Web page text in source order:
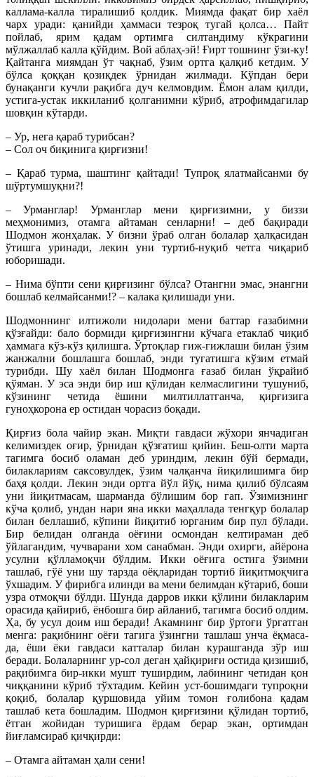
каллама-калла тиралишиб қолдик. Миямда фақат бир хаёл
чарх уради: қанийди ҳаммаси тезроқ тугай қолса… Пайт
пойлаб, ярим қадам ортимга силтандиму кўкрагини
мўлжаллаб калла қўйдим. Вой аблаҳ-эй! Ғирт тошнинг ўзи-ку!
Қайтанга миямдан ўт чақнаб, ўзим ортга қалқиб кетдим. У
бўлса қоққан қозиқдек ўрнидан жилмади. Кўпдан бери
бунақанги кучли рақибга дуч келмовдим. Ёмон алам қилди,
устига-устак иккиланиб қолганимни кўриб, атрофимдагилар
шовқин кўтарди.
– Ур, нега қараб турибсан?
– Сол оч биқинига қирғизни!
– Қараб турма, шаштинг қайтади! Тупроқ ялатмайсанми бу
шўртумшуқни?!
– Урманглар! Урманглар мени қирғизимни, у биззи
меҳмонимиз, отамга айтаман сенларни! – деб бақиради
Шодмон жонҳалак. У бизни ўраб олган болалар ҳалқасидан
ўтишга уринади, лекин уни туртиб-нуқиб четга чиқариб
юборишади.
– Нима бўпти сени қирғизинг бўлса? Отангни эмас, энангни
бошлаб келмайсанми!? – калака қилишади уни.
Шодмоннинг илтижоли нидолари мени баттар ғазабимни
қўзғайди: бало бормиди қирғизингни кўчага етаклаб чиқиб
ҳаммага кўз-кўз қилишга. Ўртоқлар гиж-гижлаши билан ўзим
жанжални бошлашга бошлаб, энди тугатишга кўзим етмай
турибди. Шу хаёл билан Шодмонга ғазаб билан ўқрайиб
қўяман. У эса энди бир иш қўлидан келмаслигини тушуниб,
кўзининг четида ёшини милтиллатганча, қирғизига
гуноҳкорона ер остидан чорасиз боқади.
Қирғиз бола чайир экан. Миқти гавдаси жўхори янчадиган
келимиздек оғир, ўрнидан қўзғатиш қийин. Беш-олти марта
тагимга босиб оламан деб уриндим, лекин бўй бермади,
билаклариям саксовулдек, ўзим чалқанча йиқилишимга бир
баҳя қолди. Лекин энди ортга йўл йўқ, нима қилиб бўлсаям
уни йиқитмасам, шарманда бўлишим бор гап. Ўзимизнинг
кўча қолиб, ундан нари яна икки маҳаллада тенгқур болалар
билан беллашиб, кўпини йиқитиб юрганим бир пул бўлади.
Бир белидан олганда оёғини осмондан келтираман деб
ўйлагандим, чучварани хом санабман. Энди охирги, айёрона
усулни қўлламоқчи бўлдим. Икки оёғига остига ўзимни
ташлаб, гўё уни шу тарзда оёқларидан тортиб йиқитмоқчига
ўхшадим. У фирибга илинди ва мени белимдан кўтариб, боши
узра отмоқчи бўлди. Шунда дарров икки қўлини билакларим
орасида қайириб, ёнбошга бир айланиб, тагимга босиб олдим.
Ҳа, бу усул доим иш беради! Акамнинг бир ўртоғи ўргатган
менга: рақибнинг оёғи тагига ўзингни ташлаш унча ёқмаса-
да, ёши ёки гавдаси катталар билан курашганда зўр иш
беради. Болаларнинг ур-сол деган ҳайқириғи остида қизишиб,
рақибимга бир-икки мушт туширдим, лабининг четидан қон
чиққанини кўриб тўхтадим. Кейин уст-бошимдаги тупроқни
қоқиб, болалар қуршовида уйим томон ғолибона қадам
ташлаб кета бошладим. Шодмон қирғизини қўлидан тортиб,
ётган жойидан туришига ёрдам берар экан, ортимдан
йиғламсираб қичқирди:
– Отамга айтаман ҳали сени!